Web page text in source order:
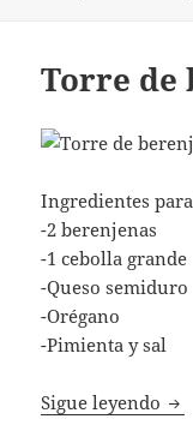
Torre de
Ingredientes
-2 berenjenas
-1 cebolla grande
-Queso semiduro
-Orégano
-Pimienta y sal
Sigue leyendo